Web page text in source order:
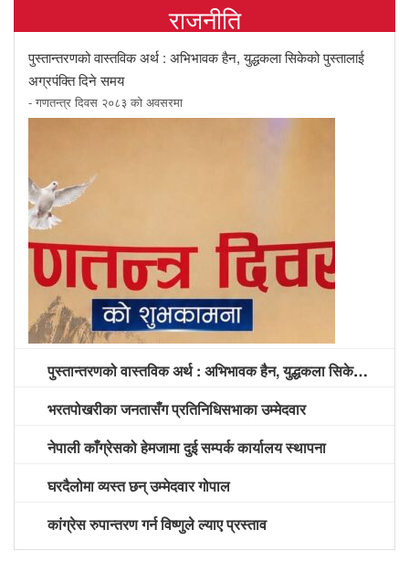
राजनीति
पुस्तान्तरणको वास्तविक अर्थ : अभिभावक हैन, युद्धकला सिकेको पुस्तालाई
अग्रपंक्ति दिने समय
- गणतन्त्र दिवस २०८३ को अवसरमा
पुस्तान्तरणको वास्तविक अर्थ : अभिभावक हैन, युद्धकला सिकेको पुस्तालाई अग्रपंक्ति दिने समय
भरतपोखरीका जनतासँग प्रतिनिधिसभाका उम्मेदवार
नेपाली काँग्रेसको हेमजामा दुई सम्पर्क कार्यालय स्थापना
घरदैलोमा व्यस्त छन् उम्मेदवार गोपाल
कांग्रेस रुपान्तरण गर्न विष्णुले ल्याए प्रस्ताव